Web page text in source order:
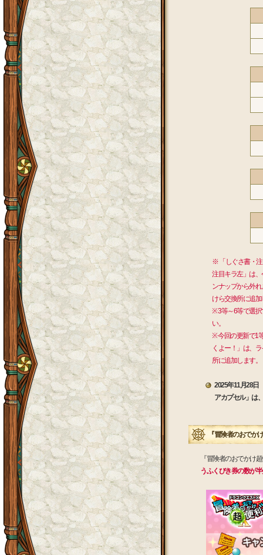
※ 「しぐさ書・
注目キラ左」は
ンナップから外
けら交換所に追
※ 3等～6等で選
い。
※ 今回の更新で1
くよー！」は、
所に追加します。
2025年11月28日
アカプセル」は
『冒険者のおでか
『冒険者のおでかけ
うふくびき券の数が